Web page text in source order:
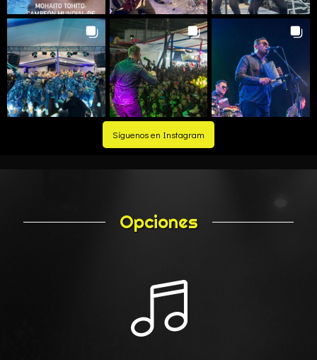
Síguenos en Instagram
Opciones